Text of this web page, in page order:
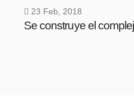
23 Feb, 2018
Se construye el